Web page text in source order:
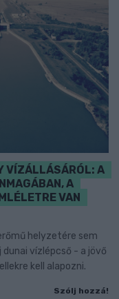
VÍZÁLLÁSÁRÓL: A
A
VAN
helyzetére sem
vízlépcső - a jövő
kell alapozni.
Szólj hozzá!